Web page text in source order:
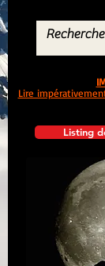
Listing
Lire